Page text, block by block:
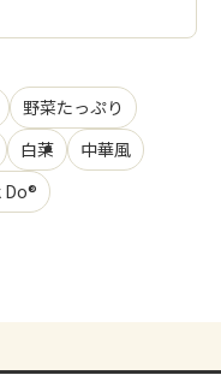
野菜たっぷり
白菜
中華風